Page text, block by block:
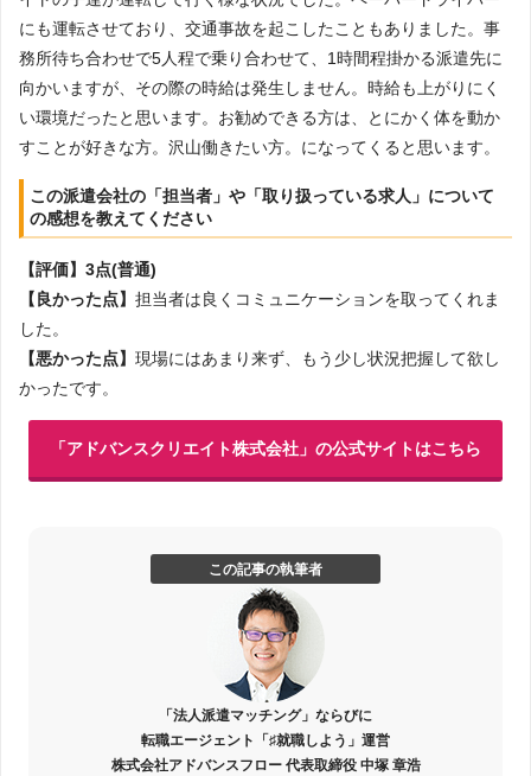
にも運転させており、交通事故を起こしたこともありました。事
務所待ち合わせで5人程で乗り合わせて、1時間程掛かる派遣先に
向かいますが、その際の時給は発生しません。時給も上がりにく
い環境だったと思います。お勧めできる方は、とにかく体を動か
すことが好きな方。沢山働きたい方。になってくると思います。
この派遣会社の「担当者」や「取り扱っている求人」について
の感想を教えてください
【評価】3点(普通)
【良かった点】 担当者は良くコミュニケーションを取ってくれま
した。
【悪かった点】 現場にはあまり来ず、もう少し状況把握して欲し
かったです。
「アドバンスクリエイト株式会社」の公式サイトはこちら
この記事の執筆者
「法人派遣マッチング」ならびに
転職エージェント「♯就職しよう」運営
株式会社アドバンスフロー 代表取締役 中塚 章浩